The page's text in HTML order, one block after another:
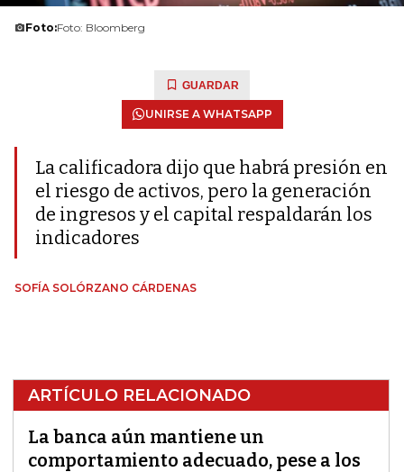
Foto:Foto: Bloomberg
GUARDAR
UNIRSE A WHATSAPP
La calificadora dijo que habrá presión en
el riesgo de activos, pero la generación
de ingresos y el capital respaldarán los
indicadores
SOFÍA SOLÓRZANO CÁRDENAS
ARTÍCULO RELACIONADO
La banca aún mantiene un
comportamiento adecuado, pese a los